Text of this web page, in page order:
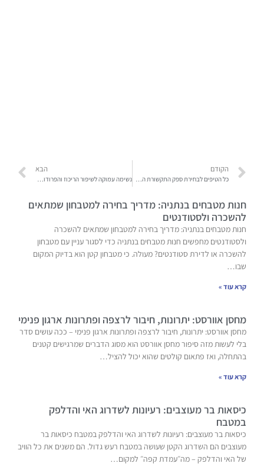
הקודם הבא
חנות מטבחים בנתניה: מדריך בחירה למטבחון שמתאים
להשכרה ולסטודנטים
חנות מטבחים בנתניה: מדריך בחירה למטבחון שמתאים להשכרה
ולסטודנטים מחפשים חנות מטבחים בנתניה כדי לסגור עניין עם מטבחון
להשכרה או לדירת סטודנטים? מעולה. כי מטבחון קטן הוא בדיוק המקום
שבו…
קרא עוד »
מחסן אוורסט: יתרונות, חיבור לרצפה ופתרונות ארגון פנימי
מחסן אוורסט: יתרונות, חיבור לרצפה ופתרונות ארגון פנימי – ככה עושים סדר
בלי לעשות מזה סיפור מחסן אוורסט הוא מסוג הדברים שמרגישים קטנים
בהתחלה, ואז פתאום קולטים שהוא יכול להציל…
קרא עוד »
כיסאות בר מעוצבים: רעיונות לשדרוג האי והדלפק
במטבח
כיסאות בר מעוצבים: רעיונות לשדרוג האי והדלפק במטבח כיסאות בר
מעוצבים הם השדרוג הקטן שעושה במטבח רעש גדול. הם משנים את כל הוויב
של האי והדלפק – מה״עמדת קפה״ למקום…